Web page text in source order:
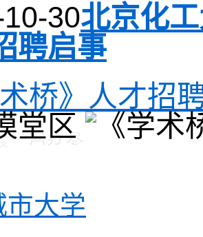
30北京化
聘启事
堂区
市大学